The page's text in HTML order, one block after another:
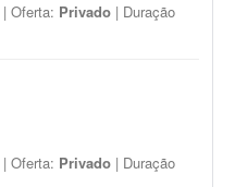
| Oferta: Privado | Duração
| Oferta: Privado | Duração